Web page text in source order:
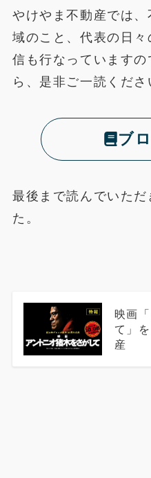
やけやま不動産では
域のこと、代表の日
信も行なっています
ら、是非ご一読くださ
ブ
最後まで読んでいた
た。
映画
て」
産